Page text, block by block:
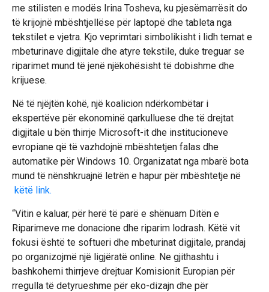
me stilisten e modës Irina Tosheva, ku pjesëmarrësit do
të krijojnë mbështjellëse për laptopë dhe tableta nga
tekstilet e vjetra. Kjo veprimtari simbolikisht i lidh temat e
mbeturinave digjitale dhe atyre tekstile, duke treguar se
riparimet mund të jenë njëkohësisht të dobishme dhe
krijuese.
Në të njëjtën kohë, një koalicion ndërkombëtar i
ekspertëve për ekonominë qarkulluese dhe të drejtat
digjitale u bën thirrje Microsoft-it dhe institucioneve
evropiane që të vazhdojnë mbështetjen falas dhe
automatike për Windows 10. Organizatat nga mbarë bota
mund të nënshkruajnë letrën e hapur për mbështetje në
këtë link.
“Vitin e kaluar, për herë të parë e shënuam Ditën e
Riparimeve me donacione dhe riparim lodrash. Këtë vit
fokusi është te softueri dhe mbeturinat digjitale, prandaj
po organizojmë një ligjëratë online. Ne gjithashtu i
bashkohemi thirrjeve drejtuar Komisionit Europian për
rregulla të detyrueshme për eko-dizajn dhe për